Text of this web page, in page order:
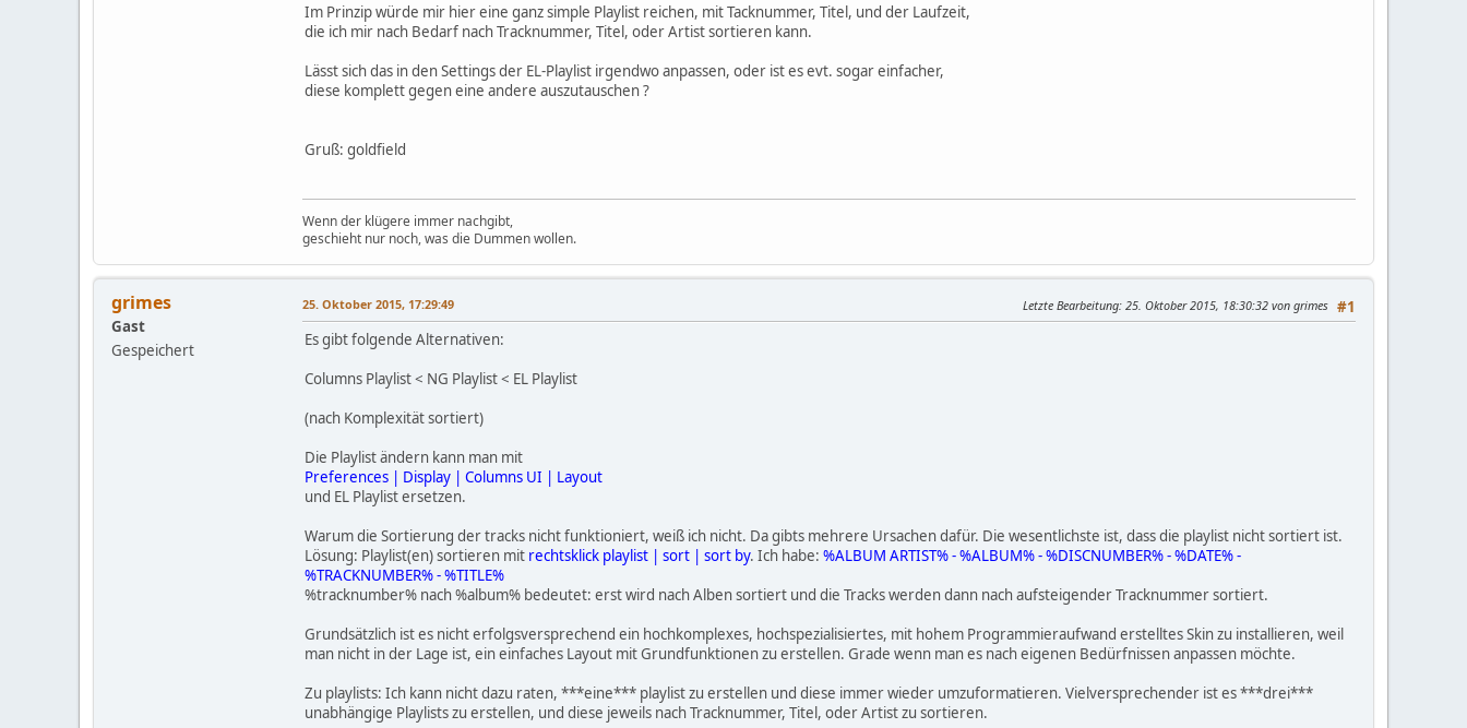
Im Prinzip würde mir hier eine ganz simple Playlist reichen, mit Tacknummer, Titel, und der Laufzeit,
die ich mir nach Bedarf nach Tracknummer, Titel, oder Artist sortieren kann.
Lässt sich das in den Settings der EL-Playlist irgendwo anpassen, oder ist es evt. sogar einfacher,
diese komplett gegen eine andere auszutauschen ?
Gruß: goldfield
Wenn der klügere immer nachgibt,
geschieht nur noch, was die Dummen wollen.
grimes
Gast
Gespeichert
#1
25. Oktober 2015, 17:29:49 Letzte Bearbeitung: 25. Oktober 2015, 18:30:32 von grimes
Es gibt folgende Alternativen:
Columns Playlist < NG Playlist < EL Playlist
(nach Komplexität sortiert)
Die Playlist ändern kann man mit
Preferences | Display | Columns UI | Layout
und EL Playlist ersetzen.
Warum die Sortierung der tracks nicht funktioniert, weiß ich nicht. Da gibts mehrere Ursachen dafür. Die wesentlichste ist, dass die playlist nicht sortiert ist.
Lösung: Playlist(en) sortieren mit rechtsklick playlist | sort | sort by. Ich habe: %ALBUM ARTIST% - %ALBUM% - %DISCNUMBER% - %DATE% -
%TRACKNUMBER% - %TITLE%
%tracknumber% nach %album% bedeutet: erst wird nach Alben sortiert und die Tracks werden dann nach aufsteigender Tracknummer sortiert.
Grundsätzlich ist es nicht erfolgsversprechend ein hochkomplexes, hochspezialisiertes, mit hohem Programmieraufwand erstelltes Skin zu installieren, weil
man nicht in der Lage ist, ein einfaches Layout mit Grundfunktionen zu erstellen. Grade wenn man es nach eigenen Bedürfnissen anpassen möchte.
Zu playlists: Ich kann nicht dazu raten, ***eine*** playlist zu erstellen und diese immer wieder umzuformatieren. Vielversprechender ist es ***drei***
unabhängige Playlists zu erstellen, und diese jeweils nach Tracknummer, Titel, oder Artist zu sortieren.